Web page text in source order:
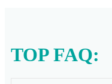
TOP FAQ: